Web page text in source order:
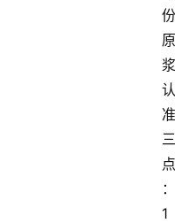
份
原
浆
认
准
三
点
：
1